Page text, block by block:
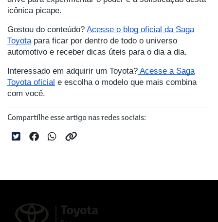
icônica picape.
Gostou do conteúdo? Acesse o blog oficial da Saga
Toyotapara ficar por dentro de todo o universo
automotivo e receber dicas úteis para o dia a dia.
Interessado em adquirir um Toyota? Acesse a Saga
Toyota oficial e escolha o modelo que mais combina
com você.
Compartilhe esse artigo nas redes sociais: